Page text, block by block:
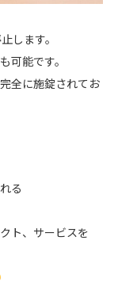
します。
可能です。
全に施錠されてお
る
ト、サービスを